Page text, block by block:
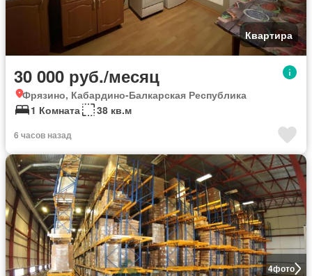
Квартира
30 000 руб./месяц
Фрязино, Кабардино-Балкарская Республика
1 Комната
38 кв.м
6 часов назад
4фото